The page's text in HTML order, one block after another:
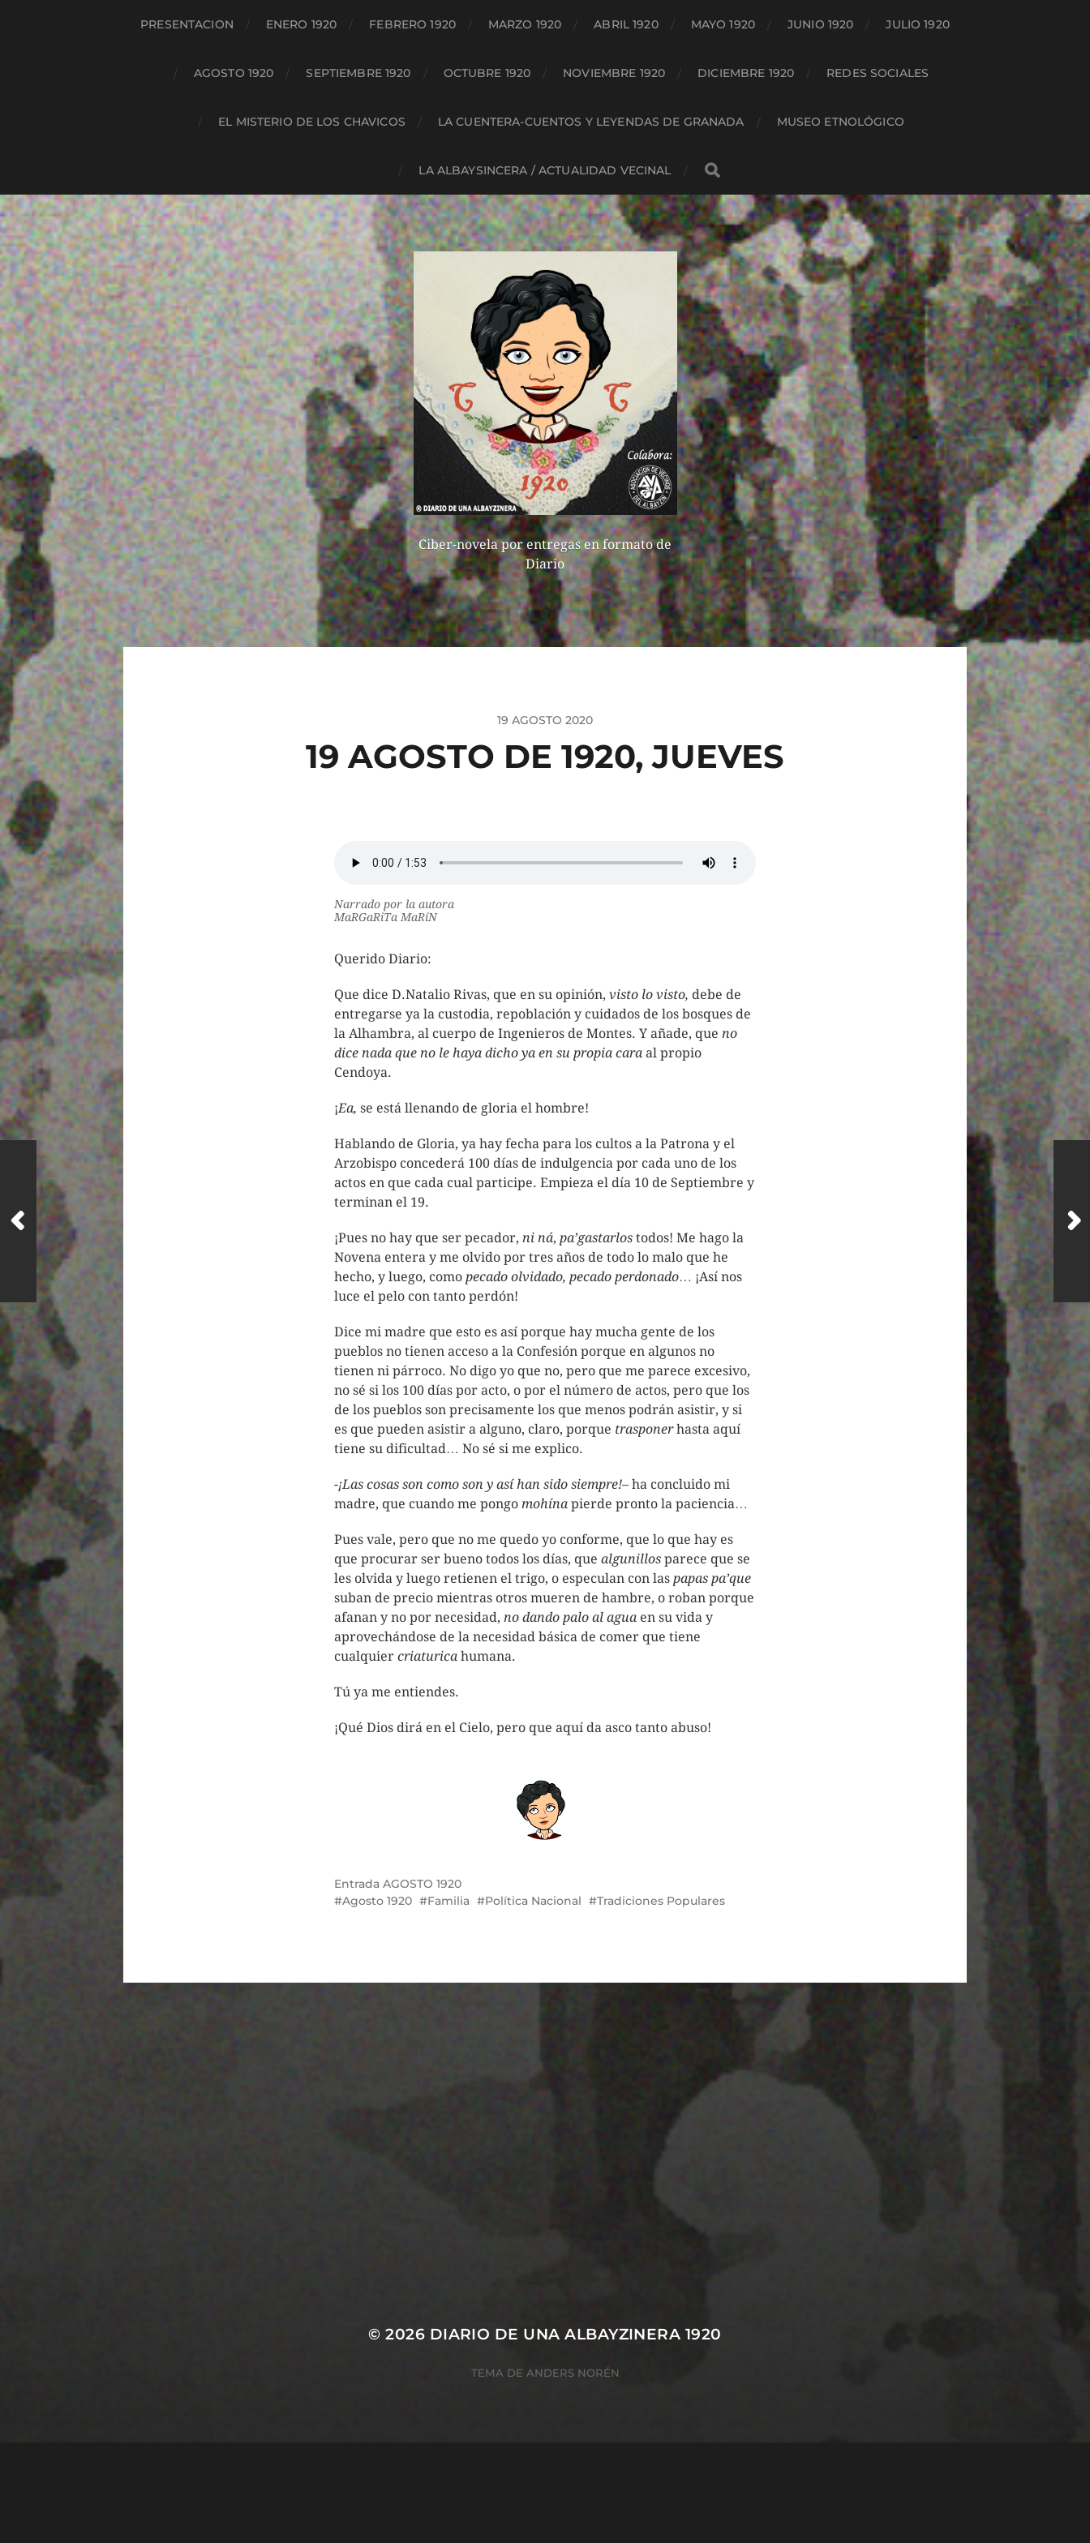
PRESENTACION ENERO 1920 FEBRERO 1920 MARZO 1920 ABRIL 1920 MAYO 1920 JUNIO 1920 JULIO 1920
AGOSTO 1920 SEPTIEMBRE 1920 OCTUBRE 1920 NOVIEMBRE 1920 DICIEMBRE 1920 REDES SOCIALES
EL MISTERIO DE LOS CHAVICOS LA CUENTERA-CUENTOS Y LEYENDAS DE GRANADA MUSEO ETNOLÓGICO
LA ALBAYSINCERA / ACTUALIDAD VECINAL
Ciber-novela por entregas en formato de
Diario
19 AGOSTO 2020
19 AGOSTO DE 1920, JUEVES
Narrado por la autora
MaRGaRiTa MaRíN
Querido Diario:
Que dice D.Natalio Rivas, que en su opinión, visto lo visto, debe de
entregarse ya la custodia, repoblación y cuidados de los bosques de
la Alhambra, al cuerpo de Ingenieros de Montes. Y añade, que no
dice nada que no le haya dicho ya en su propia cara al propio
Cendoya.
¡Ea, se está llenando de gloria el hombre!
Hablando de Gloria, ya hay fecha para los cultos a la Patrona y el
Arzobispo concederá 100 días de indulgencia por cada uno de los
actos en que cada cual participe. Empieza el día 10 de Septiembre y
terminan el 19.
¡Pues no hay que ser pecador, ni ná, pa’gastarlos todos! Me hago la
Novena entera y me olvido por tres años de todo lo malo que he
hecho, y luego, como pecado olvidado, pecado perdonado… ¡Así nos
luce el pelo con tanto perdón!
Dice mi madre que esto es así porque hay mucha gente de los
pueblos no tienen acceso a la Confesión porque en algunos no
tienen ni párroco. No digo yo que no, pero que me parece excesivo,
no sé si los 100 días por acto, o por el número de actos, pero que los
de los pueblos son precisamente los que menos podrán asistir, y si
es que pueden asistir a alguno, claro, porque trasponerhasta aquí
tiene su dificultad… No sé si me explico.
-¡Las cosas son como son y así han sido siempre!– ha concluido mi
madre, que cuando me pongo mohína pierde pronto la paciencia…
Pues vale, pero que no me quedo yo conforme, que lo que hay es
que procurar ser bueno todos los días, que algunillos parece que se
les olvida y luego retienen el trigo, o especulan con las papas pa’que
suban de precio mientras otros mueren de hambre, o roban porque
afanan y no por necesidad, no dando palo al agua en su vida y
aprovechándose de la necesidad básica de comer que tiene
cualquier criaturica humana.
Tú ya me entiendes.
¡Qué Dios dirá en el Cielo, pero que aquí da asco tanto abuso!
Entrada AGOSTO 1920
Agosto 1920
Familia Política Nacional Tradiciones Populares
© 2026 DIARIO DE UNA ALBAYZINERA 1920
TEMA DE ANDERS NORÉN